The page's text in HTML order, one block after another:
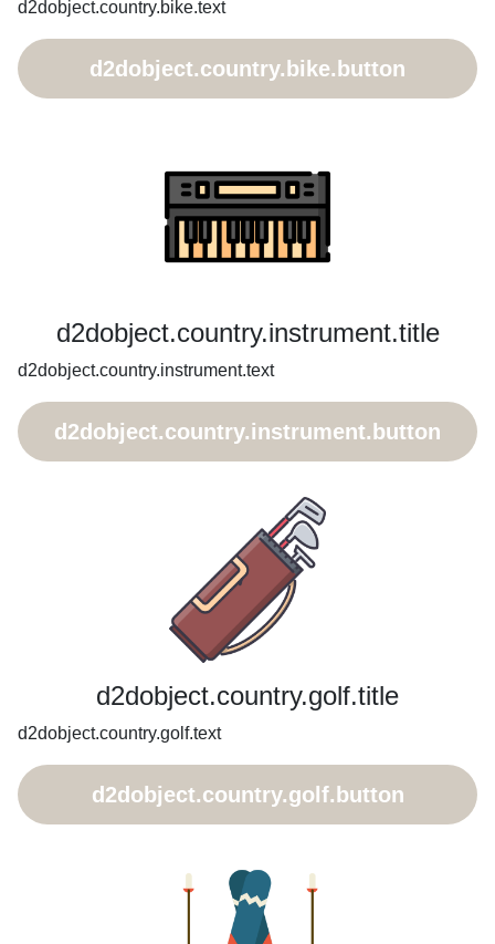
d2dobject.country.bike.text
d2dobject.country.bike.button
d2dobject.country.instrument.title
d2dobject.country.instrument.text
d2dobject.country.instrument.button
d2dobject.country.golf.title
d2dobject.country.golf.text
d2dobject.country.golf.button